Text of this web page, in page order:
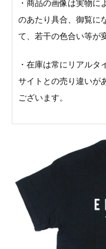
・商品の画像は実物に
のあたり具合、御覧に
て、若干の色合い等が
・在庫は常にリアル
サイトとの売り違いが
ございます。